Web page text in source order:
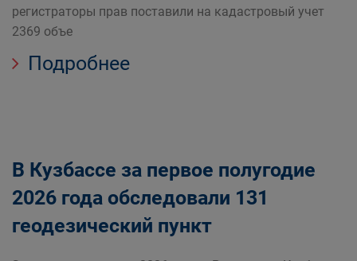
регистраторы прав поставили на кадастровый учет
2369 объе
Подробнее
В Кузбассе за первое полугодие
2026 года обследовали 131
геодезический пункт